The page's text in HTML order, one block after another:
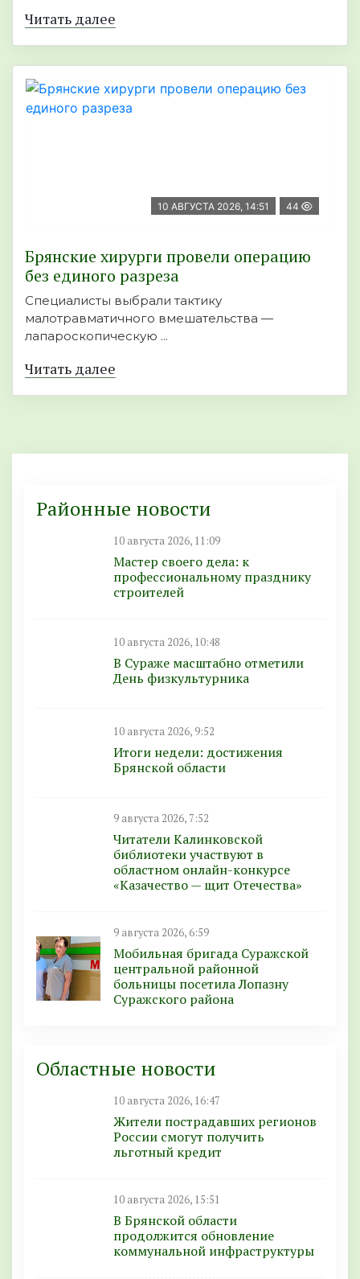
Читать далее
10 АВГУСТА 2026, 14:51 44
Брянские хирурги провели операцию
без единого разреза
Специалисты выбрали тактику
малотравматичного вмешательства —
лапароскопическую ...
Читать далее
Районные новости
10 августа 2026, 11:09
Мастер своего дела: к
профессиональному празднику
строителей
10 августа 2026, 10:48
В Сураже масштабно отметили
День физкультурника
10 августа 2026, 9:52
Итоги недели: достижения
Брянской области
9 августа 2026, 7:52
Читатели Калинковской
библиотеки участвуют в
областном онлайн-конкурсе
«Казачество — щит Отечества»
9 августа 2026, 6:59
Мобильная бригада Суражской
центральной районной
больницы посетила Лопазну
Суражского района
Областные новости
10 августа 2026, 16:47
Жители пострадавших регионов
России смогут получить
льготный кредит
10 августа 2026, 15:51
В Брянской области
продолжится обновление
коммунальной инфраструктуры